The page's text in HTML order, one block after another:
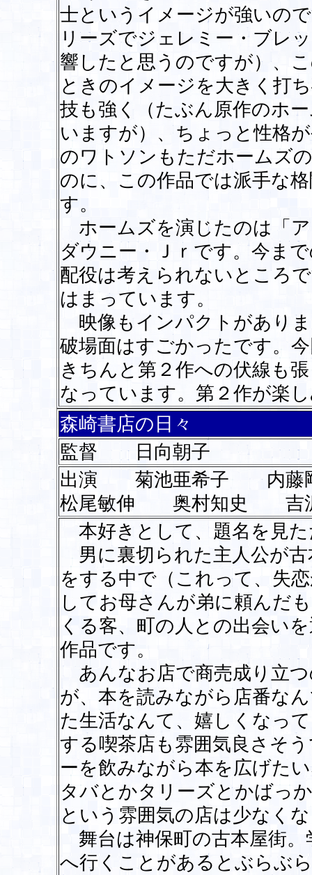
士というイメージが強いの
リーズでジェレミー・ブレ
響したと思うのですが）、
ときのイメージを大きく打
技も強く（たぶん原作のホ
いますが）、ちょっと性格
のワトソンもただホームズ
のに、この作品では派手な
す。
ホームズを演じたのは「
ダウニー・Ｊｒです。今ま
配役は考えられないところ
はまっています。
映像もインパクトがあり
破場面はすごかったです。
きちんと第２作への伏線も
なっています。第２作が楽
森崎書店の日々
監督 日向朝子
出演 菊池亜希子 内
松尾敏伸 奥村知史
本好きとして、題名を見
男に裏切られた主人公が
をする中で（これって、失
してお母さんが弟に頼んだ
くる客、町の人との出会い
作品です。
あんなお店で商売成り立
が、本を読みながら店番な
た生活なんて、嬉しくなっ
する喫茶店も雰囲気良さそ
ーを飲みながら本を広げた
タバとかタリーズとかばっ
という雰囲気の店は少なく
舞台は神保町の古本屋街。
へ行くことがあるとぶらぶ